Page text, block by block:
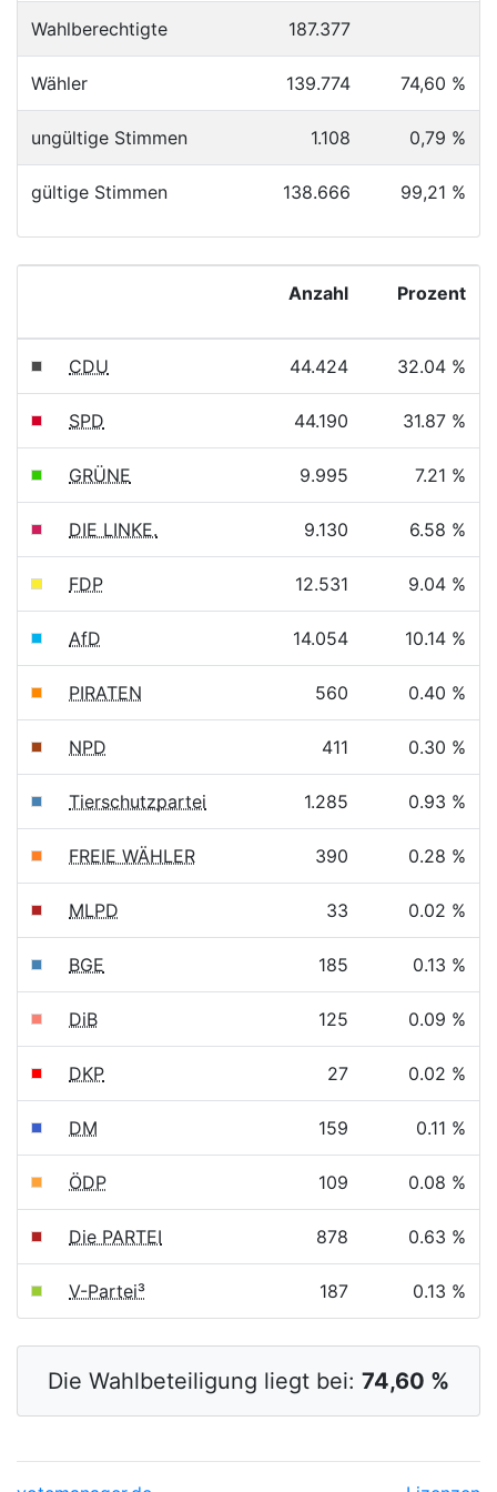
Wahlberechtigte 187.377
Wähler 139.774 74,60 %
ungültige Stimmen 1.108 0,79 %
gültige Stimmen 138.666 99,21 %
Anzahl Prozent
CDU 44.424 32.04 %
SPD 44.190 31.87 %
GRÜNE 9.995 7.21 %
DIE LINKE. 9.130 6.58 %
FDP 12.531 9.04 %
AfD 14.054 10.14 %
PIRATEN 560 0.40 %
NPD 411 0.30 %
Tierschutzpartei 1.285 0.93 %
FREIE WÄHLER 390 0.28 %
MLPD 33 0.02 %
BGE 185 0.13 %
DiB 125 0.09 %
DKP 27 0.02 %
DM 159 0.11 %
ÖDP 109 0.08 %
Die PARTEI 878 0.63 %
V-Partei³ 187 0.13 %
Die Wahlbeteiligung liegt bei: 74,60 %